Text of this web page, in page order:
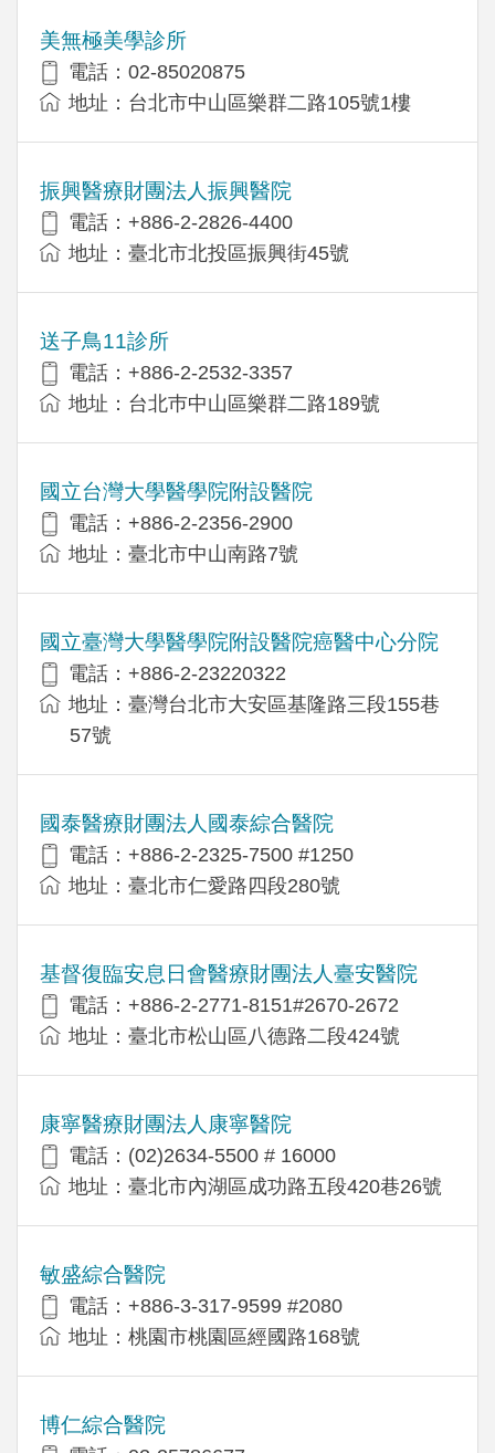
美無極美學診所
電話：02-85020875
地址：台北市中山區樂群二路105號1樓
振興醫療財團法人振興醫院
電話：+886-2-2826-4400
地址：臺北市北投區振興街45號
送子鳥11診所
電話：+886-2-2532-3357
地址：台北巿中山區樂群二路189號
國立台灣大學醫學院附設醫院
電話：+886-2-2356-2900
地址：臺北市中山南路7號
國立臺灣大學醫學院附設醫院癌醫中心分院
電話：+886-2-23220322
地址：臺灣台北市大安區基隆路三段155巷
57號
國泰醫療財團法人國泰綜合醫院
電話：+886-2-2325-7500 #1250
地址：臺北市仁愛路四段280號
基督復臨安息日會醫療財團法人臺安醫院
電話：+886-2-2771-8151#2670-2672
地址：臺北市松山區八德路二段424號
康寧醫療財團法人康寧醫院
電話：(02)2634-5500 # 16000
地址：臺北市內湖區成功路五段420巷26號
敏盛綜合醫院
電話：+886-3-317-9599 #2080
地址：桃園市桃園區經國路168號
博仁綜合醫院